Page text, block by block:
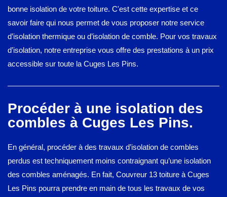
bonne isolation de votre toiture. C'est cette expertise et ce
savoir faire qui nous permet de vous proposer notre service
d’isolation thermique ou d’isolation de comble. Pour vos travaux
d’isolation, notre entreprise vous offre des prestations à un prix
accessible sur toute la Cuges Les Pins.
Procéder à une isolation des
combles à Cuges Les Pins.
En général, procéder à des travaux d’isolation de combles
perdus est techniquement moins contraignant qu’une isolation
des combles aménagés. En fait, Couvreur 13 toiture à Cuges
Les Pins pourra prendre en main de tous les travaux de vos